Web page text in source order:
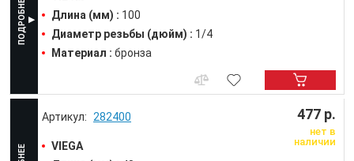
Длина (мм) : 100
Диаметр резьбы (дюйм) : 1/4
Материал : бронза
282400
VIEGA
477 р.
нет в
наличии